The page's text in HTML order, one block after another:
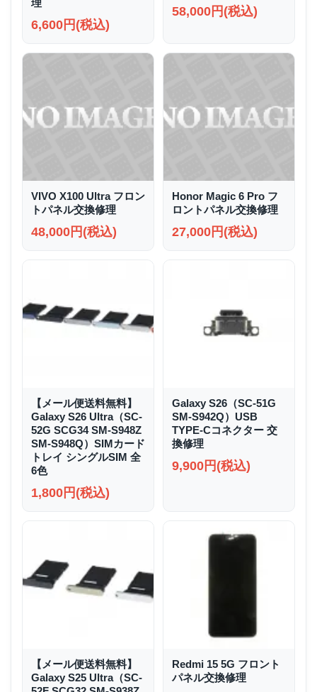
理
6,600円(税込)
58,000円(税込)
VIVO X100 Ultra フロン
トパネル交換修理
48,000円(税込)
Honor Magic 6 Pro フ
ロントパネル交換修理
27,000円(税込)
【メール便送料無料】
Galaxy S26 Ultra（SC-
52G SCG34 SM-S948Z
SM-S948Q）SIMカード
トレイ シングルSIM 全
6色
1,800円(税込)
Galaxy S26（SC-51G
SM-S942Q）USB
TYPE-Cコネクター 交
換修理
9,900円(税込)
【メール便送料無料】
Galaxy S25 Ultra（SC-
Redmi 15 5G フロント
パネル交換修理